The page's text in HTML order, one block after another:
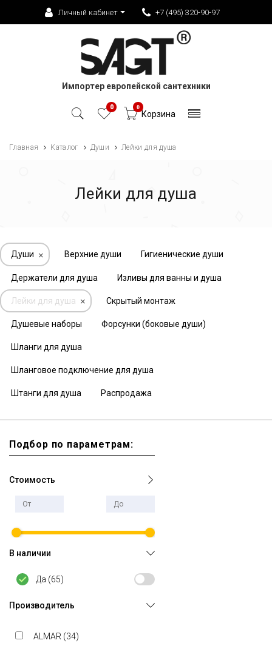
Личный кабинет +7 (495) 320-90-97
Импортер европейской сантехники
0 0
Корзина
Главная Каталог Души Лейки для душа
Лейки для душа
Души Верхние души Гигиенические души
Держатели для душа Изливы для ванны и душа
Лейки для душа Скрытый монтаж
Душевые наборы Форсунки (боковые души)
Шланги для душа
Шланговое подключение для душа
Штанги для душа Распродажа
Подбор по параметрам:
Стоимость
В наличии
Да (65)
Производитель
ALMAR (34)